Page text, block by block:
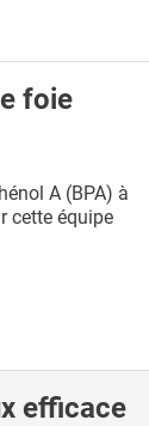
foie
A (BPA) à
cette équipe
efficace